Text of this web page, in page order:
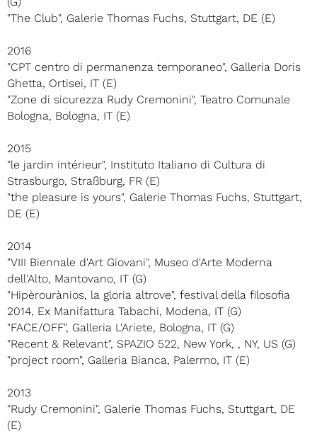
"The Club", Galerie Thomas Fuchs, Stuttgart, DE (E)
2016
"CPT centro di permanenza temporaneo", Galleria Doris
Ghetta, Ortisei, IT (E)
"Zone di sicurezza Rudy Cremonini", Teatro Comunale
Bologna, Bologna, IT (E)
2015
"le jardin intérieur", Instituto Italiano di Cultura di
Strasburgo, Straßburg, FR (E)
"the pleasure is yours", Galerie Thomas Fuchs, Stuttgart,
DE (E)
2014
"VIII Biennale d'Art Giovani", Museo d'Arte Moderna
dell'Alto, Mantovano, IT (G)
"Hipèrourànios, la gloria altrove", festival della filosofia
2014, Ex Manifattura Tabachi, Modena, IT (G)
"FACE/OFF", Galleria L'Ariete, Bologna, IT (G)
"Recent & Relevant", SPAZIO 522, New York, , NY, US (G)
"project room", Galleria Bianca, Palermo, IT (E)
2013
"Rudy Cremonini", Galerie Thomas Fuchs, Stuttgart, DE
(E)